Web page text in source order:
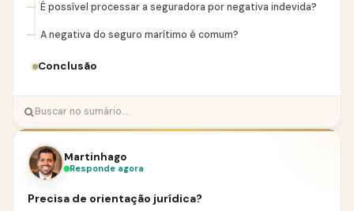
É possível processar a seguradora por negativa indevida?
A negativa do seguro marítimo é comum?
Conclusão
Martinhago
Responde agora
Precisa de orientação jurídica?